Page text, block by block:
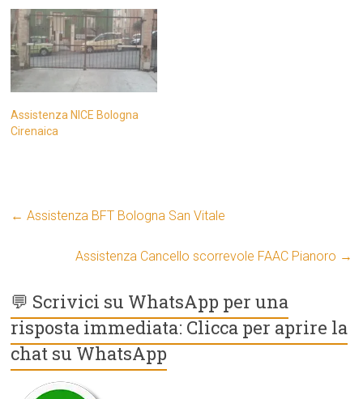
Assistenza NICE Bologna
Cirenaica
← Assistenza BFT Bologna San Vitale
Assistenza Cancello scorrevole FAAC Pianoro →
💬 Scrivici su WhatsApp per una
risposta immediata: Clicca per aprire la
chat su WhatsApp